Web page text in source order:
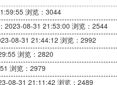
浏览：3044
2023-08-31 21:53:00 浏览：2544
08-31 21:44:12 浏览：2992
浏览：2820
浏览：2979
08-31 21:11:42 浏览：2489